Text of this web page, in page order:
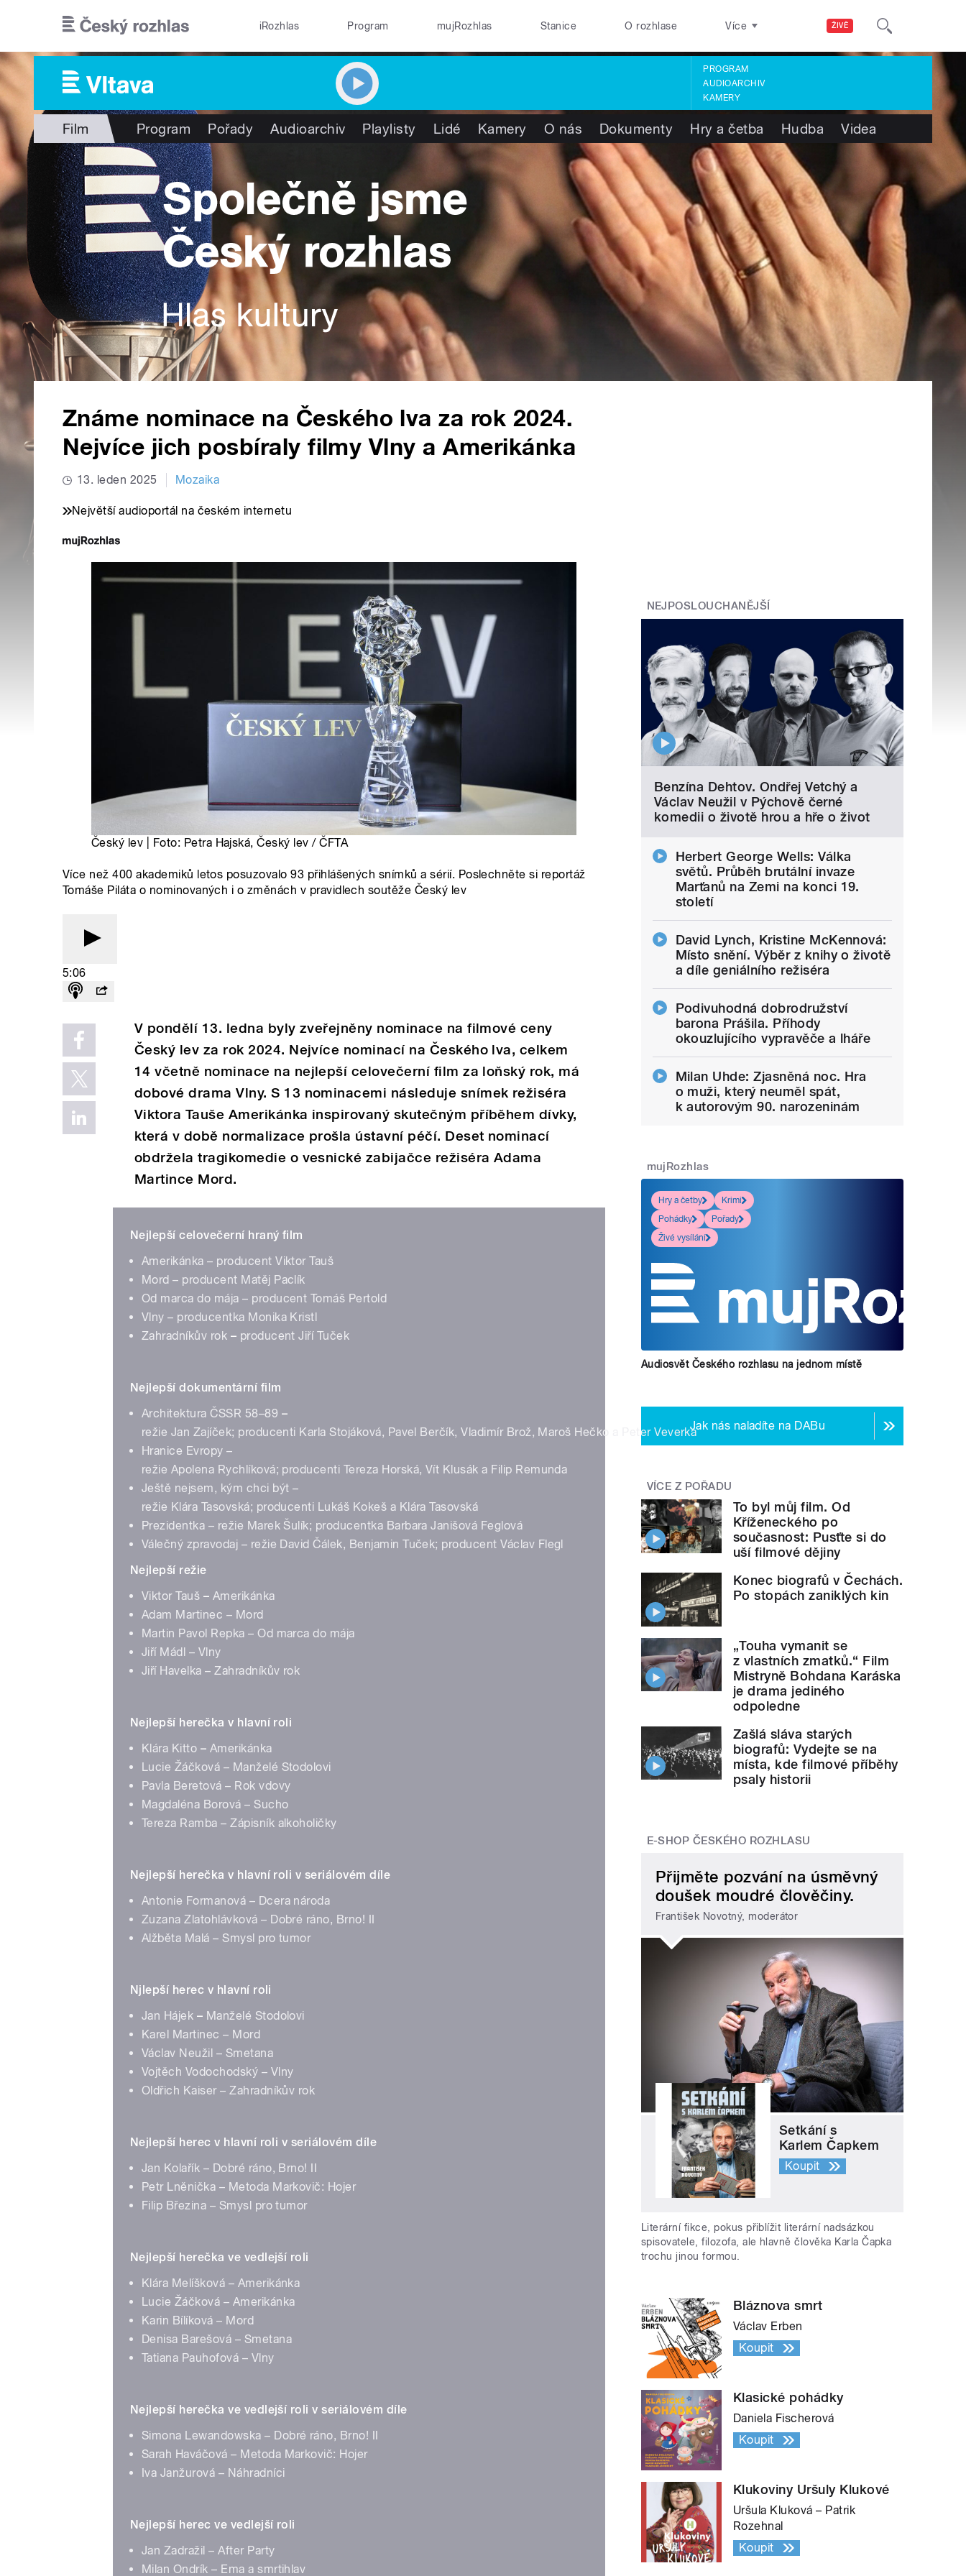
ŽIVĚ
iRozhlas Program mujRozhlas Stanice O rozhlase Více
PROGRAM
AUDIOARCHIV
KAMERY
Film Program Pořady Audioarchiv Playlisty Lidé Kamery O nás Dokumenty Hry a četba Hudba Videa
Známe nominace na Českého lva za rok 2024.
Nejvíce jich posbíraly filmy Vlny a Amerikánka
13. leden 2025 Mozaika
Největší audioportál na českém internetu
Český lev | Foto: Petra Hajská, Český lev / ČFTA
Více než 400 akademiků letos posuzovalo 93 přihlášených snímků a sérií. Poslechněte si reportáž
Tomáše Piláta o nominovaných i o změnách v pravidlech soutěže Český lev
5:06
V pondělí 13. ledna byly zveřejněny nominace na filmové ceny
Český lev za rok 2024. Nejvíce nominací na Českého lva, celkem
14 včetně nominace na nejlepší celovečerní film za loňský rok, má
dobové drama Vlny. S 13 nominacemi následuje snímek režiséra
Viktora Tauše Amerikánka inspirovaný skutečným příběhem dívky,
která v době normalizace prošla ústavní péčí. Deset nominací
obdržela tragikomedie o vesnické zabijačce režiséra Adama
Martince Mord.
Nejlepší celovečerní hraný film
Amerikánka – producent Viktor Tauš
Mord – producent Matěj Paclík
Od marca do mája – producent Tomáš Pertold
Vlny – producentka Monika Kristl
Zahradníkův rok – producent Jiří Tuček
Nejlepší dokumentární film
Architektura ČSSR 58–89 –
režie Jan Zajíček; producenti Karla Stojáková, Pavel Berčík, Vladimír Brož, Maroš Hečko a Peter Veverka
Hranice Evropy –
režie Apolena Rychlíková; producenti Tereza Horská, Vít Klusák a Filip Remunda
Ještě nejsem, kým chci být –
režie Klára Tasovská; producenti Lukáš Kokeš a Klára Tasovská
Prezidentka – režie Marek Šulík; producentka Barbara Janišová Feglová
Válečný zpravodaj – režie David Čálek, Benjamin Tuček; producent Václav Flegl
Nejlepší režie
Viktor Tauš – Amerikánka
Adam Martinec – Mord
Martin Pavol Repka – Od marca do mája
Jiří Mádl – Vlny
Jiří Havelka – Zahradníkův rok
Nejlepší herečka v hlavní roli
Klára Kitto – Amerikánka
Lucie Žáčková – Manželé Stodolovi
Pavla Beretová – Rok vdovy
Magdaléna Borová – Sucho
Tereza Ramba – Zápisník alkoholičky
Nejlepší herečka v hlavní roli v seriálovém díle
Antonie Formanová – Dcera národa
Zuzana Zlatohlávková – Dobré ráno, Brno! II
Alžběta Malá – Smysl pro tumor
Njlepší herec v hlavní roli
Jan Hájek – Manželé Stodolovi
Karel Martinec – Mord
Václav Neužil – Smetana
Vojtěch Vodochodský – Vlny
Oldřich Kaiser – Zahradníkův rok
Nejlepší herec v hlavní roli v seriálovém díle
Jan Kolařík – Dobré ráno, Brno! II
Petr Lněnička – Metoda Markovič: Hojer
Filip Březina – Smysl pro tumor
Nejlepší herečka ve vedlejší roli
Klára Melíšková – Amerikánka
Lucie Žáčková – Amerikánka
Karin Bílíková – Mord
Denisa Barešová – Smetana
Tatiana Pauhofová – Vlny
Nejlepší herečka ve vedlejší roli v seriálovém díle
Simona Lewandowska – Dobré ráno, Brno! II
Sarah Haváčová – Metoda Markovič: Hojer
Iva Janžurová – Náhradníci
Nejlepší herec ve vedlejší roli
Jan Zadražil – After Party
Milan Ondrík – Ema a smrtihlav
NEJPOSLOUCHANĚJŠÍ
Benzína Dehtov. Ondřej Vetchý a
Václav Neužil v Pýchově černé
komedii o životě hrou a hře o život
Herbert George Wells: Válka
světů. Průběh brutální invaze
Marťanů na Zemi na konci 19.
století
David Lynch, Kristine McKennová:
Místo snění. Výběr z knihy o životě
a díle geniálního režiséra
Podivuhodná dobrodružství
barona Prášila. Příhody
okouzlujícího vypravěče a lháře
Milan Uhde: Zjasněná noc. Hra
o muži, který neuměl spát,
k autorovým 90. narozeninám
mujRozhlas
Hry a četby
Krimi
Pohádky
Pořady
Živé vysílání
Audiosvět Českého rozhlasu na jednom místě
Jak nás naladíte na DABu
VÍCE Z POŘADU
To byl můj film. Od
Kříženeckého po
současnost: Pusťte si do
uší filmové dějiny
Konec biografů v Čechách.
Po stopách zaniklých kin
„Touha vymanit se
z vlastních zmatků.“ Film
Mistryně Bohdana Karáska
je drama jediného
odpoledne
Zašlá sláva starých
biografů: Vydejte se na
místa, kde filmové příběhy
psaly historii
E-SHOP ČESKÉHO ROZHLASU
Přijměte pozvání na úsměvný
doušek moudré člověčiny.
František Novotný, moderátor
Setkání s
Karlem Čapkem
Koupit
Literární fikce, pokus přiblížit literární nadsázkou
spisovatele, filozofa, ale hlavně člověka Karla Čapka
trochu jinou formou.
Bláznova smrt
Václav Erben
Koupit
Klasické pohádky
Daniela Fischerová
Koupit
Klukoviny Uršuly Klukové
Uršula Kluková – Patrik
Rozehnal
Koupit